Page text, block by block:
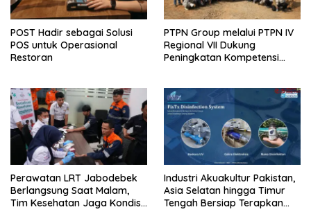
POST Hadir sebagai Solusi
POS untuk Operasional
Restoran
PTPN Group melalui PTPN IV
Regional VII Dukung
Peningkatan Kompetensi
Way Kanan
Perawatan LRT Jabodebek
Berlangsung Saat Malam,
Tim Kesehatan Jaga Kondisi
Industri Akuakultur Pakistan,
Asia Selatan hingga Timur
Tengah Bersiap Terapkan